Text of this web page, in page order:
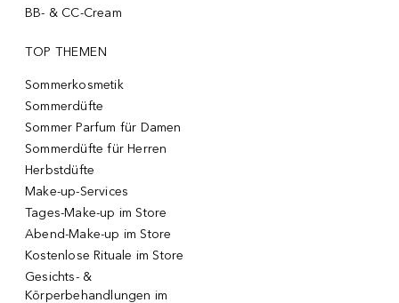
BB- & CC-Cream
TOP THEMEN
Sommerkosmetik
Sommerdüfte
Sommer Parfum für Damen
Sommerdüfte für Herren
Herbstdüfte
Make-up-Services
Tages-Make-up im Store
Abend-Make-up im Store
Kostenlose Rituale im Store
Gesichts- &
Körperbehandlungen im